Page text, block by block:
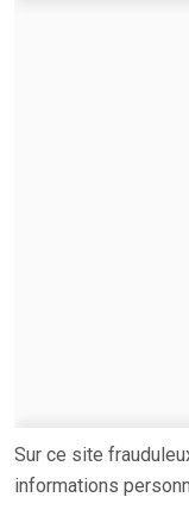
Sur ce site
informations